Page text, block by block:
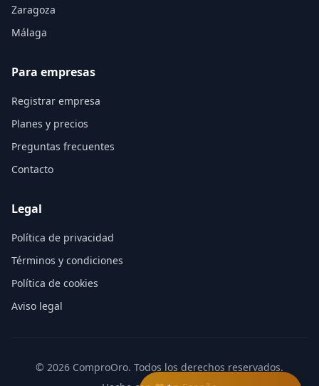
Zaragoza
Málaga
Para empresas
Registrar empresa
Planes y precios
Preguntas frecuentes
Contacto
Legal
Política de privacidad
Términos y condiciones
Política de cookies
Aviso legal
© 2026 ComproOro. Todos los derechos reservados.